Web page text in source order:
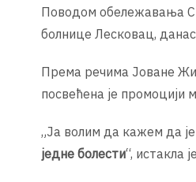
Поводом обележавања
болнице Лесковац, данас
Према речима Јоване
посвећена је промоцији
„Ја волим да кажем да је
једне болести“, истакла